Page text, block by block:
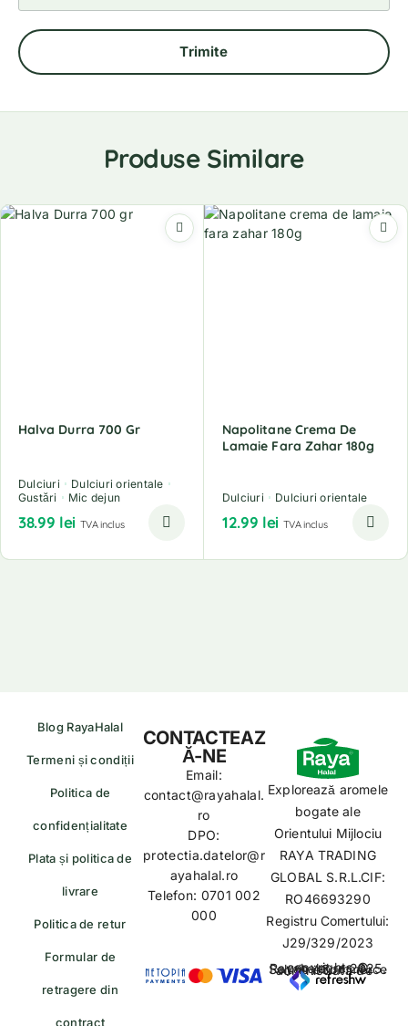
Produse Similare
Halva Durra 700 Gr
Dulciuri
Dulciuri orientale
Gustări
Mic dejun
38.99 lei TVA inclus
Napolitane Crema De
Lamaie Fara Zahar 180g
Dulciuri Dulciuri orientale
12.99 lei TVA inclus
Blog RayaHalal
Termeni și condiții
Politica de
confidențialitate
Plata și politica de
livrare
Politica de retur
Formular de
retragere din
contract
Explorează aromele
bogate ale
Orientului Mijlociu
RAYA TRADING
GLOBAL S.R.L.CIF:
RO46693290
Registru Comertului:
J29/329/2023
copyrights © Rayahalal.ro 2025. Soluție eCommerce administrată de
CONTACTEAZ
Ă-NE
Email:
contact@rayahalal.
ro
DPO:
protectia.datelor@r
ayahalal.ro
Telefon: 0701 002
000